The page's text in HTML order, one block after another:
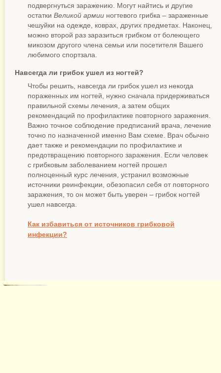
подвергнуться заражению. Могут найтись и другие
остатки Великой армии ногтевого грибка – зараженные
чешуйки на одежде, коврах, других предметах. Наконец,
можно второй раз заразиться грибком от болеющего
микозом другого члена семьи или посетителя Вашего
любимого спортзала.
Навсегда ли грибок ушел из ногтей?
Чтобы решить, навсегда ли грибок ушел из некогда
пораженных им ногтей, нужно сначала придерживаться
правильной схемы лечения, а затем общих
рекомендаций по профилактике повторного заражения.
Важно точное соблюдение предписаний врача, лечение
точно по назначенной именно Вам схеме. Врач обычно
дает также и рекомендации по профилактике и
предотвращению повторного заражения. Если человек
с грибковым заболеванием ногтей прошел
полноценный курс лечения, устранил возможные
источники реинфекции, обезопасил себя от повторного
заражения, то он может быть уверен – грибок ногтей
ушел навсегда.
Как избавиться от источников грибковой
инфекции?